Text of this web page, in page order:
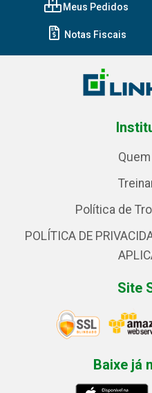
Meus Pedidos
Notas Fiscais
Política de
POLÍTICA DE
Site
Baixe já